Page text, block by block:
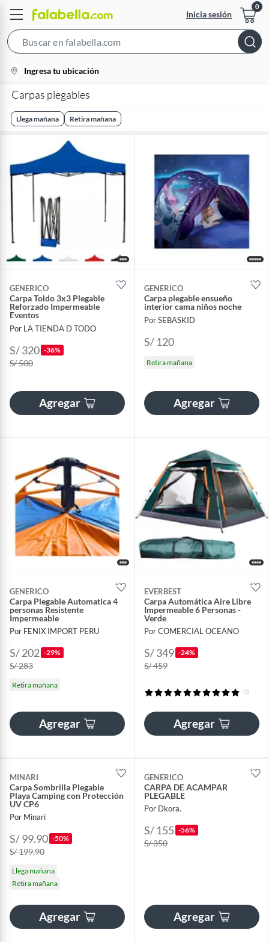
Inicia sesión
Bar
location-
icon
Ingresa tu ubicación
Carpas plegables
Llega mañana Retira mañana
GENERICO
Carpa Toldo 3x3 Plegable
Reforzado Impermeable
Eventos
Por LA TIENDA D TODO
S/ 320 -36%
S/ 500
Agregar
GENERICO
Carpa plegable ensueño
interior cama niños noche
Por SEBASKID
S/ 120
Retira mañana
Agregar
GENERICO
Carpa Plegable Automatica 4
personas Resistente
Impermeable
Por FENIX IMPORT PERU
S/ 202 -29%
S/ 283
Retira mañana
Agregar
EVERBEST
Carpa Automática Aire Libre
Impermeable 6 Personas -
Verde
Por COMERCIAL OCEANO
S/ 349 -24%
S/ 459
(1)
Agregar
MINARI
Carpa Sombrilla Plegable
Playa Camping con Protección
UV CP6
Por Minari
S/ 99.90 -50%
S/ 199.90
Llega mañana
Retira mañana
Agregar
GENERICO
CARPA DE ACAMPAR
PLEGABLE
Por Dkora.
S/ 155 -56%
S/ 350
Agregar